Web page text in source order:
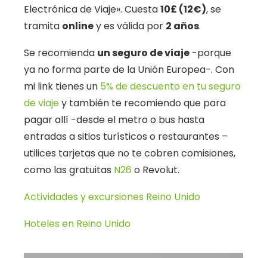
Electrónica de Viaje». Cuesta10£ (12€), se
tramita onliney es válida por 2 años.
Se recomienda un seguro de viaje -porque
ya no forma parte de la Unión Europea-. Con
mi link tienes un 5% de descuento en tu seguro
de viajey también te recomiendo que para
pagar allí -desde el metro o bus hasta
entradas a sitios turísticos o restaurantes –
utilices tarjetas que no te cobren comisiones,
como las gratuitas N26 o Revolut.
Actividades y excursiones Reino Unido
Hoteles en Reino Unido